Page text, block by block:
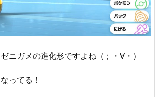
ニガメの進化形ですよね（；・∀・）
ってる！